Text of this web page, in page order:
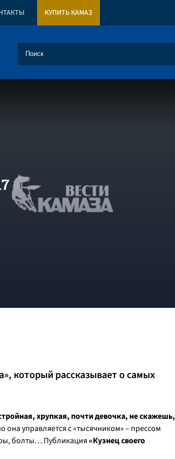
КУПИТЬ КАМАЗ
который рассказывает о самых
хрупкая, почти девочка, не скажешь,
управляется с «тысячником» – прессом
болты… Публикация«Кузнец своего